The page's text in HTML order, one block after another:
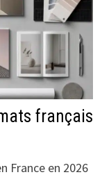
français
France en 2026